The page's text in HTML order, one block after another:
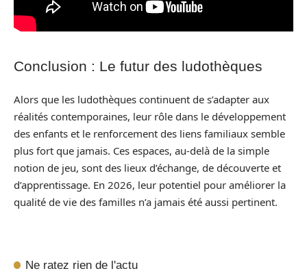
Conclusion : Le futur des ludothèques
Alors que les ludothèques continuent de s’adapter aux
réalités contemporaines, leur rôle dans le développement
des enfants et le renforcement des liens familiaux semble
plus fort que jamais. Ces espaces, au-delà de la simple
notion de jeu, sont des lieux d’échange, de découverte et
d’apprentissage. En 2026, leur potentiel pour améliorer la
qualité de vie des familles n’a jamais été aussi pertinent.
Ne ratez rien de l'actu